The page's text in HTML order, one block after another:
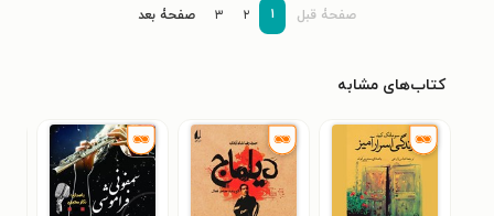
صفحۀ قبل ۱ ۲ ۳ صفحۀ بعد
کتاب‌های مشابه